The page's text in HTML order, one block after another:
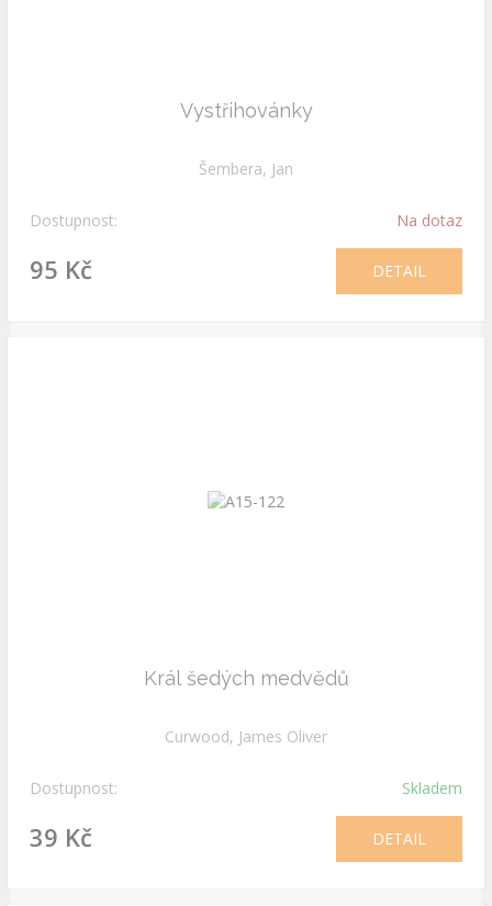
Vystřihovánky
Šembera, Jan
Dostupnost: Na dotaz
95 Kč DETAIL
Král šedých medvědů
Curwood, James Oliver
Dostupnost: Skladem
39 Kč DETAIL